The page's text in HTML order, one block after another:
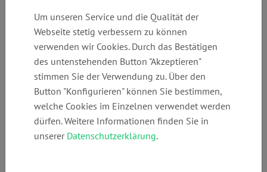
Telefon:
+49 (0)
6074482618
E-Mail:
beer.corinna@t-
online.de
Webseite:
www.anwaltskan
zlei-beer.de
Um unseren Service und die Qualität der
Webseite stetig verbessern zu können
verwenden wir Cookies. Durch das Bestätigen
des untenstehenden Button "Akzeptieren"
stimmen Sie der Verwendung zu. Über den
Button "Konfigurieren" können Sie bestimmen,
welche Cookies im Einzelnen verwendet werden
dürfen. Weitere Informationen finden Sie in
unserer Datenschutzerklärung.